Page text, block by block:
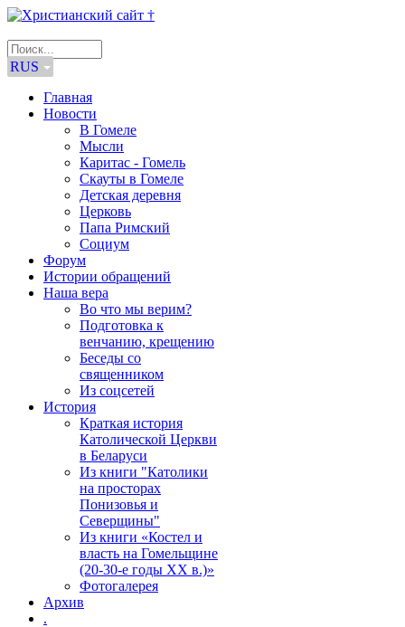
RUS
Главная
Новости
В Гомеле
Мысли
Каритас - Гомель
Скауты в Гомеле
Детская деревня
Церковь
Папа Римский
Социум
Форум
Истории обращений
Наша вера
Во что мы верим?
Подготовка к
венчанию, крещению
Беседы со
священником
Из соцсетей
История
Краткая история
Католической Церкви
в Беларуси
Из книги "Католики
на просторах
Понизовья и
Северщины"
Из книги «Костел и
власть на Гомельщине
(20-30-е годы ХХ в.)»
Фотогалерея
Архив
.